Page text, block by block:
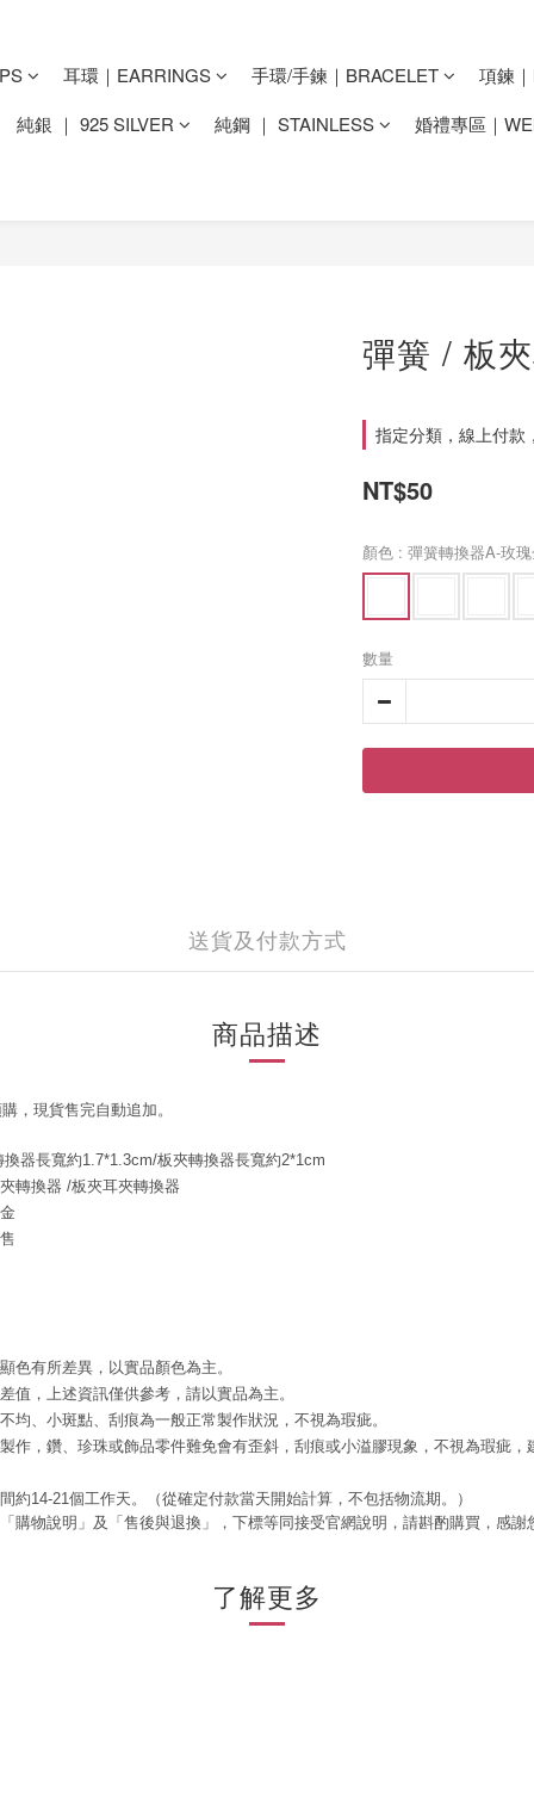
耳環｜EARRINGS 手環/手鍊｜BRACELET
項鍊
純銀 ｜ 925 SILVER
純鋼 ｜ STAINLESS 婚禮專區｜
彈簧 / 板
指定分類，線上付款
NT$50
顏色 : 彈簧轉換器A-玫
數量
送貨及付款方式
商品描述
，現貨售完自動追加。
器長寬約1.7*1.3cm/板夾轉換器長寬約2*1cm
轉換器 /板夾耳夾轉換器
色有所差異，以實品顏色為主。
值，上述資訊僅供參考，請以實品為主。
均、小斑點、刮痕為一般正常製作狀況，不視為瑕疵。
作，鑽、珍珠或飾品零件難免會有歪斜，刮痕或小溢膠現象，不視為瑕疵，
約14-21個工作天。（從確定付款當天開始計算，不包括物流期。）
購物說明」及「售後與退換」，下標等同接受官網說明，請斟酌購買，感謝
了解更多